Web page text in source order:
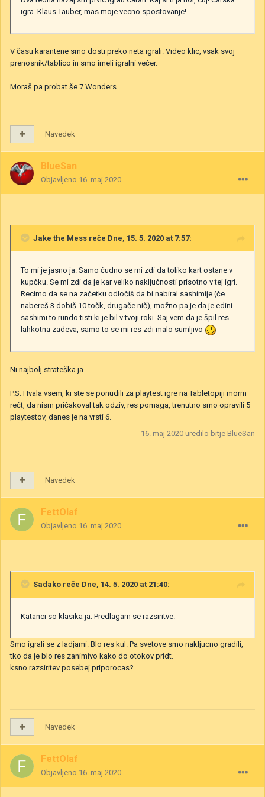
igra. Klaus Tauber, mas moje vecno spostovanje!
V času karantene smo dosti preko neta igrali. Video klic, vsak svoj
prenosnik/tablico in smo imeli igralni večer.
Moraš pa probat še 7 Wonders.
Navedek
BlueSan
Objavljeno 16. maj 2020
Jake the Mess reče Dne, 15. 5. 2020 at 7:57:
To mi je jasno ja. Samo čudno se mi zdi da toliko kart ostane v
kupčku. Se mi zdi da je kar veliko naključnosti prisotno v tej igri.
Recimo da se na začetku odločiš da bi nabiral sashimije (če
nabereš 3 dobiš 10 točk, drugače nič), možno pa je da je edini
sashimi to rundo tisti ki je bil v tvoji roki. Saj vem da je špil res
lahkotna zadeva, samo to se mi res zdi malo sumljivo
Ni najbolj strateška ja
P.S. Hvala vsem, ki ste se ponudili za playtest igre na Tabletopiji morm
rečt, da nism pričakoval tak odziv, res pomaga, trenutno smo opravili 5
playtestov, danes je na vrsti 6.
16. maj 2020 uredilo bitje BlueSan
Navedek
FettOlaf
Objavljeno 16. maj 2020
Sadako reče Dne, 14. 5. 2020 at 21:40:
Katanci so klasika ja. Predlagam se razsiritve.
Smo igrali se z ladjami. Blo res kul. Pa svetove smo nakljucno gradili,
tko da je blo res zanimivo kako do otokov pridt.
ksno razsiritev posebej priporocas?
Navedek
FettOlaf
Objavljeno 16. maj 2020